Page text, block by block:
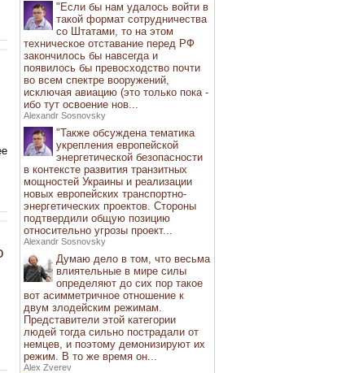
"Если бы нам удалось войти в
такой формат сотрудничества
со Штатами, то на этом
техническое отставание перед РФ
закончилось бы навсегда и
появилось бы превосходство почти
во всем спектре вооружений,
исключая авиацию (это только пока -
ибо тут освоение нов...
Alexandr Sosnovsky
"Также обсуждена тематика
укрепления европейской
энергетической безопасности
в контексте развития транзитных
мощностей Украины и реализации
новых европейских транспортно-
энергетических проектов. Стороны
подтвердили общую позицию
относительно угрозы проект...
Alexandr Sosnovsky
Думаю дело в том, что весьма
влиятельные в мире силы
определяют до сих пор такое
вот асимметричное отношение к
двум злодейским режимам.
Представители этой категории
людей тогда сильно пострадали от
немцев, и поэтому демонизируют их
режим. В то же время он...
Alex Zverev